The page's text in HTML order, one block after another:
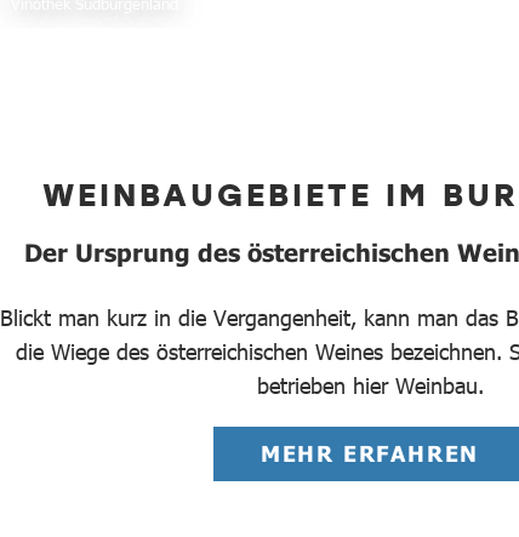
WEINBAUGEBIETE IM
Der Ursprung des österreichischen
Blickt man kurz in die Vergangenheit, kann man das
die Wiege des österreichischen Weines bezeichnen.
betrieben hier Weinbau.
MEHR ERFAHREN